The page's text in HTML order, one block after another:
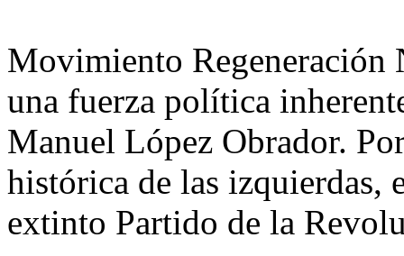
Movimiento Regeneración
una fuerza política
Manuel López Obrador.
histórica de las izquierdas,
extinto Partido de la